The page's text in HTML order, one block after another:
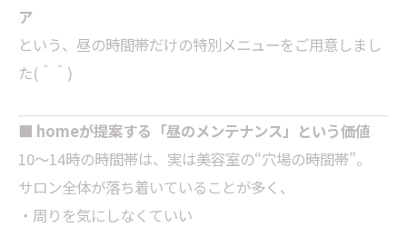
ア
という、昼の時間帯だけの特別メニューをご用意しまし
た(＾＾)
■ homeが提案する「昼のメンテナンス」という価値
10〜14時の時間帯は、実は美容室の“穴場の時間帯”。
サロン全体が落ち着いていることが多く、
・周りを気にしなくていい